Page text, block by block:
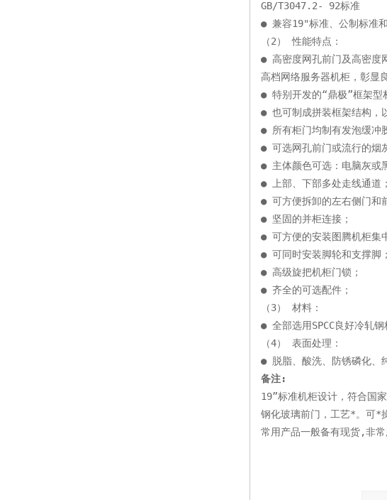
GB/T3047.2- 92标准
● 兼容19"标准、公制标准
（2） 性能特点：
● 高密度网孔前门及高密度
高档网络服务器机柜，彰显
● 特别开发的“鼎极”框架型
● 也可制成拼装框架结构，
● 所有柜门均制有发泡缓冲
● 可选网孔前门或流行的烟
● 主体颜色可选：电脑灰或
● 上部、下部多处走线通道；
● 可方便拆卸的左右侧门和
● 坚固的并柜连接；
● 可方便的安装图腾机柜集
● 可同时安装脚轮和支撑脚
● 高级旋把机柜门锁；
● 齐全的可选配件；
（3） 材料：
● 全部选用SPCC良好冷轧
（4） 表面处理：
● 脱脂、酸洗、防锈磷化、
备注:
19”标准机柜设计，符合国
钢化玻璃前门，工艺*。可*
常用产品一般备有现货,非